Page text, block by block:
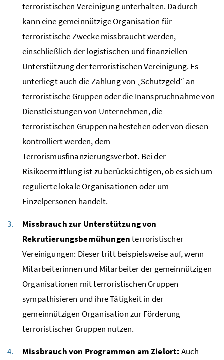
terroristischen Vereinigung unterhalten. Dadurch
kann eine gemeinnützige Organisation für
terroristische Zwecke missbraucht werden,
einschließlich der logistischen und finanziellen
Unterstützung der terroristischen Vereinigung. Es
unterliegt auch die Zahlung von „Schutzgeld“ an
terroristische Gruppen oder die Inanspruchnahme von
Dienstleistungen von Unternehmen, die
terroristischen Gruppen nahestehen oder von diesen
kontrolliert werden, dem
Terrorismusfinanzierungsverbot. Bei der
Risikoermittlung ist zu berücksichtigen, ob es sich um
regulierte lokale Organisationen oder um
Einzelpersonen handelt.
Missbrauch zur Unterstützung von
Rekrutierungsbemühungenterroristischer
Vereinigungen: Dieser tritt beispielsweise auf, wenn
Mitarbeiterinnen und Mitarbeiter der gemeinnützigen
Organisationen mit terroristischen Gruppen
sympathisieren und ihre Tätigkeit in der
gemeinnützigen Organisation zur Förderung
terroristischer Gruppen nutzen.
Missbrauch von Programmen am Zielort: Auch